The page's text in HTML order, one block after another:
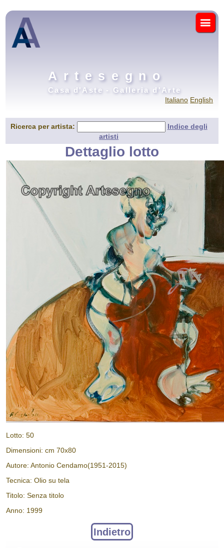
Artesegno
Casa d'Aste - Galleria d'Arte
Italiano English
Ricerca per artista:
Indice degli
artisti
Dettaglio lotto
Lotto: 50
Dimensioni: cm 70x80
Autore: Antonio Cendamo(1951-2015)
Tecnica: Olio su tela
Titolo: Senza titolo
Anno: 1999
Indietro